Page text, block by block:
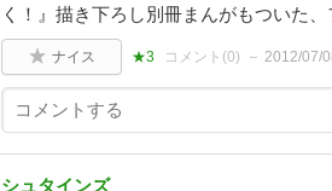
く！』描き下ろし別冊まんがもついた
ナイス ★3 コメント(0) 2012/07/
シュタインズ